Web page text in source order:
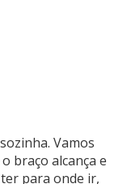
Vamos
braço alcança e
para onde ir,